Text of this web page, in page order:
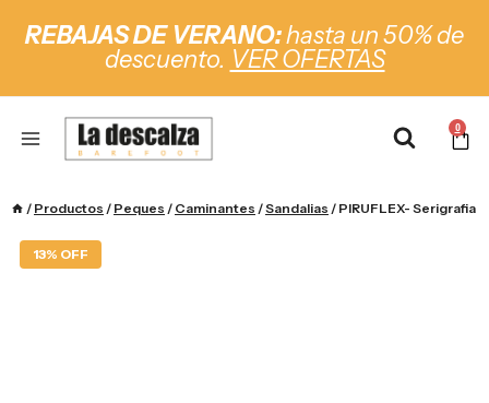
REBAJAS DE VERANO:hasta un 50% de
descuento. VER OFERTAS
0
/ Productos / Peques / Caminantes /Sandalias / PIRUFLEX- Serigrafia
13% OFF